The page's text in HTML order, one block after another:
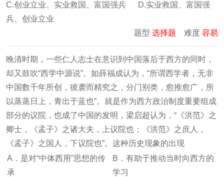
C.创业立业、实业救国、富国强兵 D.实业救国、富国强
兵、创业立业
题型 选择题 难度 容易
晚清时期，一些仁人志士在意识到中国落后于西方的同时，
却又鼓吹“西学中源说”。如薛福成认为，“所谓西学者，无非
中国数千年所创，彼袭而精究之，分门别类，愈推愈广，所
以蒸蒸日上，青出于蓝也”。就是作为西方政治制度重要组成
部分的议院，也成了中国的发明，梁启超认为，“《洪范》之
卿士，《孟子》之诸大夫，上议院也；《洪范》之庶人，
《孟子》之国人，下议院也”。这种历史现象的出现
A．是对“中体西用”思想的传
承
B．有助于推动当时向西方的
学习